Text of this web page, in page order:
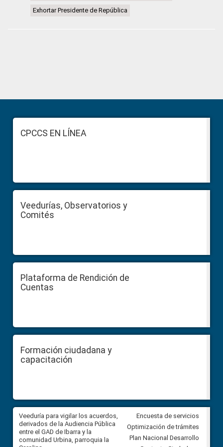
Exhortar Presidente de República
Sidebar
FooterCPCCS EN LÍNEA
Veedurías, Observatorios y
Comités
Plataforma de Rendición de
Cuentas
Formación ciudadana y
capacitación
Veeduría para vigilar los acuerdos,
derivados de la Audiencia Pública
entre el GAD de Ibarra y la
comunidad Urbina, parroquia la
CPCCS convoca a Veeduría
Ciudadana para vigilar el
Encuesta de servicios
Optimización de trámites
Plan Nacional Desarrollo